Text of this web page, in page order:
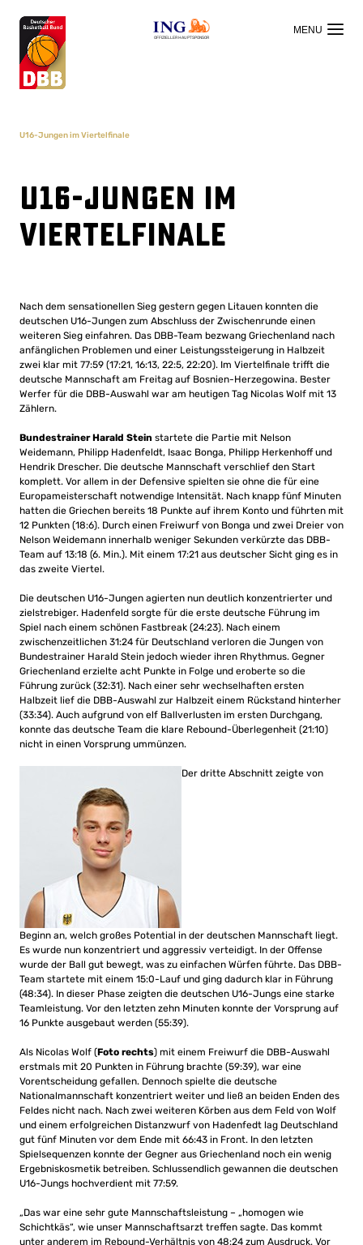
OFFIZIELLER HAUPTSPONSOR
U16-Jungen im Viertelfinale
U16-Jungen im
Viertelfinale
Nach dem sensationellen Sieg gestern gegen Litauen konnten die
deutschen U16-Jungen zum Abschluss der Zwischenrunde einen
weiteren Sieg einfahren. Das DBB-Team bezwang Griechenland nach
anfänglichen Problemen und einer Leistungssteigerung in Halbzeit
zwei klar mit 77:59 (17:21, 16:13, 22:5, 22:20). Im Viertelfinale trifft die
deutsche Mannschaft am Freitag auf Bosnien-Herzegowina. Bester
Werfer für die DBB-Auswahl war am heutigen Tag Nicolas Wolf mit 13
Zählern.
Bundestrainer Harald Stein startete die Partie mit Nelson
Weidemann, Philipp Hadenfeldt, Isaac Bonga, Philipp Herkenhoff und
Hendrik Drescher. Die deutsche Mannschaft verschlief den Start
komplett. Vor allem in der Defensive spielten sie ohne die für eine
Europameisterschaft notwendige Intensität. Nach knapp fünf Minuten
hatten die Griechen bereits 18 Punkte auf ihrem Konto und führten mit
12 Punkten (18:6). Durch einen Freiwurf von Bonga und zwei Dreier von
Nelson Weidemann innerhalb weniger Sekunden verkürzte das DBB-
Team auf 13:18 (6. Min.). Mit einem 17:21 aus deutscher Sicht ging es in
das zweite Viertel.
Die deutschen U16-Jungen agierten nun deutlich konzentrierter und
zielstrebiger. Hadenfeld sorgte für die erste deutsche Führung im
Spiel nach einem schönen Fastbreak (24:23). Nach einem
zwischenzeitlichen 31:24 für Deutschland verloren die Jungen von
Bundestrainer Harald Stein jedoch wieder ihren Rhythmus. Gegner
Griechenland erzielte acht Punkte in Folge und eroberte so die
Führung zurück (32:31). Nach einer sehr wechselhaften ersten
Halbzeit lief die DBB-Auswahl zur Halbzeit einem Rückstand hinterher
(33:34). Auch aufgrund von elf Ballverlusten im ersten Durchgang,
konnte das deutsche Team die klare Rebound-Überlegenheit (21:10)
nicht in einen Vorsprung ummünzen.
Der dritte Abschnitt zeigte von
Beginn an, welch großes Potential in der deutschen Mannschaft liegt.
Es wurde nun konzentriert und aggressiv verteidigt. In der Offense
wurde der Ball gut bewegt, was zu einfachen Würfen führte. Das DBB-
Team startete mit einem 15:0-Lauf und ging dadurch klar in Führung
(48:34). In dieser Phase zeigten die deutschen U16-Jungs eine starke
Teamleistung. Vor den letzten zehn Minuten konnte der Vorsprung auf
16 Punkte ausgebaut werden (55:39).
Als Nicolas Wolf (Foto rechts) mit einem Freiwurf die DBB-Auswahl
erstmals mit 20 Punkten in Führung brachte (59:39), war eine
Vorentscheidung gefallen. Dennoch spielte die deutsche
Nationalmannschaft konzentriert weiter und ließ an beiden Enden des
Feldes nicht nach. Nach zwei weiteren Körben aus dem Feld von Wolf
und einem erfolgreichen Distanzwurf von Hadenfedt lag Deutschland
gut fünf Minuten vor dem Ende mit 66:43 in Front. In den letzten
Spielsequenzen konnte der Gegner aus Griechenland noch ein wenig
Ergebniskosmetik betreiben. Schlussendlich gewannen die deutschen
U16-Jungs hochverdient mit 77:59.
„Das war eine sehr gute Mannschaftsleistung – „homogen wie
Schichtkäs“, wie unser Mannschaftsarzt treffen sagte. Das kommt
unter anderem im Rebound-Verhältnis von 48:24 zum Ausdruck. Vor